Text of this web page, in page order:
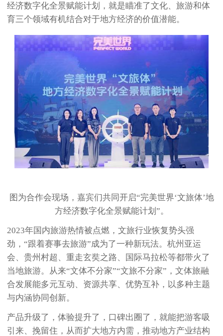
经济数字化全景赋能计划，就是瞄准了文化、旅游和体
育三个领域有机结合对于地方经济的价值潜能。
图为合作会现场，嘉宾们共同开启“完美世界‘文旅体’地
方经济数字化全景赋能计划”。
2023年国内旅游热情被点燃，文旅行业恢复势头强
劲，“跟着赛事去旅游”成为了一种新玩法。杭州亚运
会、贵州村超、重走玄奘之路、国际马拉松等都带火了
当地旅游。从来“文体不分家”“文旅不分家”，文体旅融
合发展能多元互动、资源共享、优势互补，以多种主题
与内涵协同创新。
产品升级了，体验提升了，口碑出圈了，就能把游客吸
引来、挽留住，从而扩大地方内需，推动地方产业结构